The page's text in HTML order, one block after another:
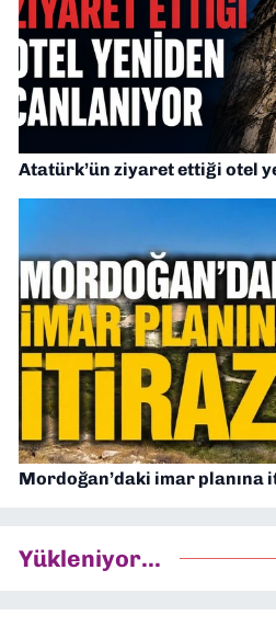
Atatürk’ün ziyaret ettiği otel
Mordoğan’daki imar planına
Yükleniyor...